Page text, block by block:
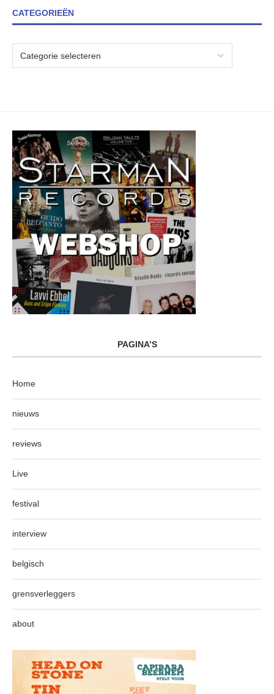
CATEGORIEËN
PAGINA’S
Home
nieuws
reviews
Live
festival
interview
belgisch
grensverleggers
about